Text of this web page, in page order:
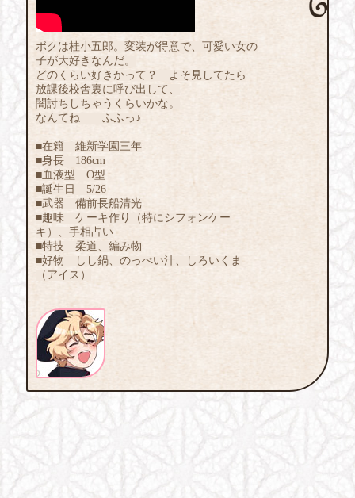
ボクは桂小五郎。変装が得意で、可愛い女の
子が大好きなんだ。
どのくらい好きかって？ よそ見してたら
放課後校舎裏に呼び出して、
闇討ちしちゃうくらいかな。
なんてね……ふふっ♪
■在籍 維新学園三年
■身長 186cm
■血液型 O型
■誕生日 5/26
■武器 備前長船清光
■趣味 ケーキ作り（特にシフォンケー
キ）、手相占い
■特技 柔道、編み物
■好物 しし鍋、のっぺい汁、しろいくま
（アイス）